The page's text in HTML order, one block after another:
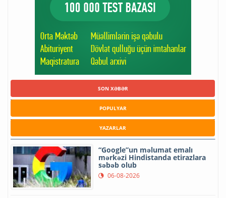
SON XƏBƏR
POPULYAR
YAZARLAR
“Google”un məlumat emalı
mərkəzi Hindistanda etirazlara
səbəb olub
06-08-2026